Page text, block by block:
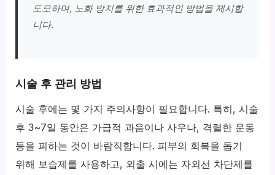
도모하며, 노화 방지를 위한 효과적인 방법을 제시합
니다.
시술 후 관리 방법
시술 후에는 몇 가지 주의사항이 필요합니다. 특히, 시술
후 3~7일 동안은 가급적 과음이나 사우나, 격렬한 운동
등을 피하는 것이 바람직합니다. 피부의 회복을 돕기
위해 보습제를 사용하고, 외출 시에는 자외선 차단제를